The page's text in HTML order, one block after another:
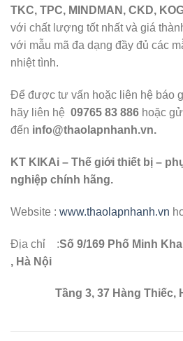
TKC, TPC, MINDMAN, CKD,
với chất lượng tốt nhất và giá
với mẫu mã đa dạng đầy đủ các
nhiệt tình.
Để được tư vấn hoặc liên hệ báo
hãy liên hệ 09765 83 886 hoặc
đến info@thaolapnhanh.vn.
KT KIKAi – Thế giới thiết bị –
nghiệp chính hãng.
Website : www.thaolapnhanh.vn
Địa chỉ :Số 9/169 Phố Minh
, Hà Nội
Tầng 3, 37 Hàng Thiếc,